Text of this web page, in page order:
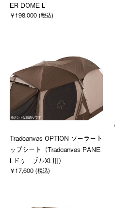
ER DOME L
￥198,000 (税込)
Tradcanvas OPTION ソーラート
ップシート（Tradcanvas PANE
LドゥーブルXL用）
￥17,600 (税込)